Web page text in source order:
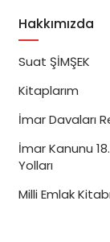
Hakkımızda
Suat ŞİMŞEK
Kitaplarım
İmar Davaları
İmar Kanunu
Yolları
Milli Emlak Kitabı